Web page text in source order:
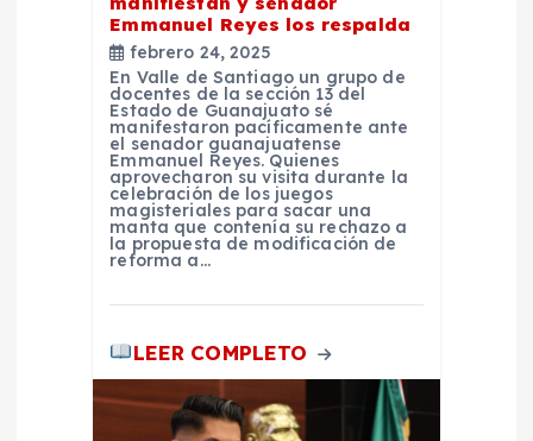
Emmanuel Reyes los respalda
febrero 24, 2025
En Valle de Santiago un grupo de
docentes de la sección 13 del
Estado de Guanajuato sé
manifestaron pacíficamente ante
el senador guanajuatense
Emmanuel Reyes. Quienes
aprovecharon su visita durante la
celebración de los juegos
magisteriales para sacar una
manta que contenía su rechazo a
la propuesta de modificación de
reforma a…
LEER COMPLETO